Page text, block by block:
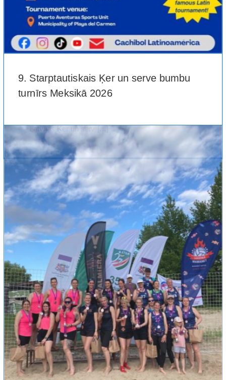
9. Starptautiskais Ķer un serve bumbu
turnīrs Meksikā 2026
Latvijas Ķer un serv [...]